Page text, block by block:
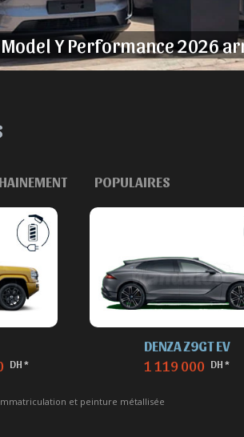
Model Y Performance 2026
POPULAIRES
DH *
DENZA Z9GT EV
1 119 000 DH *
et peinture métallisée